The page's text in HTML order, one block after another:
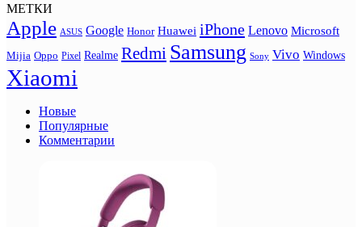
МЕТКИ
Apple ASUS Google Honor Huawei iPhone Lenovo Microsoft
Mijia Oppo Pixel Realme Redmi Samsung Sony Vivo Windows
Xiaomi
Новые
Популярные
Комментарии